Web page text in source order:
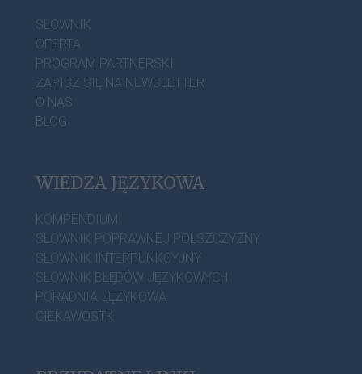
SŁOWNIK
OFERTA
PROGRAM PARTNERSKI
ZAPISZ SIĘ NA NEWSLETTER
O NAS
BLOG
WIEDZA JĘZYKOWA
KOMPENDIUM
SŁOWNIK POPRAWNEJ POLSZCZYZNY
SŁOWNIK INTERPUNKCYJNY
SŁOWNIK BŁĘDÓW JĘZYKOWYCH
PORADNIA JĘZYKOWA
CIEKAWOSTKI